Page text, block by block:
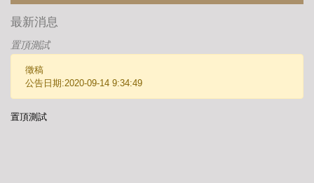
最新消息
置頂測試
徵稿
公告日期:2020-09-14 9:34:49
置頂測試